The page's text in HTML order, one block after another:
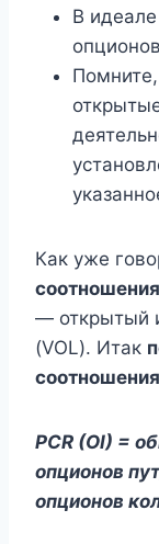
В
Как уже
— открытый
(VOL). Итак
PCR (OI) =
опционов
опционов